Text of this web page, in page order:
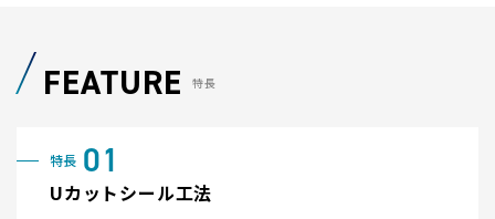
FEATURE 特長
Uカットシール工法